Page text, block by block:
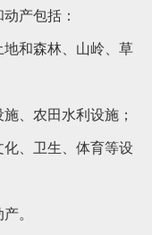
产包括：
和森林、山岭、草
、农田水利设施；
、卫生、体育等设
。